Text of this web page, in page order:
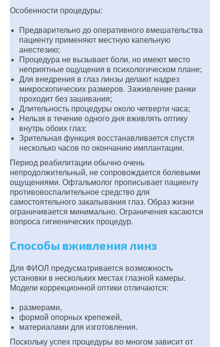
Особенности процедуры:
Предварительно до оперативного вмешательства
пациенту применяют местную капельную
анестезию;
Процедура не вызывает боли, но имеют место
неприятные ощущения в психологическом плане;
Для внедрения в глаз линзы делают надрез
микроскопических размеров. Заживление ранки
проходит без зашивания;
Длительность процедуры около четверти часа;
Нельзя в течение одного дня вживлять оптику
внутрь обоих глаз;
Зрительная функция восстанавливается спустя
несколько часов по окончанию имплантации.
Период реабилитации обычно очень
непродолжительный, не сопровождается болевыми
ощущениями. Офтальмолог прописывает пациенту
противовоспалительное средство для
самостоятельного закапывания глаз. Образ жизни
ограничивается минимально. Ограничения касаются
вопроса гигиенических процедур.
Способы вживления линз
Для ФИОЛ предусматривается возможность
установки в нескольких местах глазной камеры.
Модели коррекционной оптики отличаются:
размерами,
формой опорных крепежей,
материалами для изготовления.
Поскольку успех процедуры во многом зависит от